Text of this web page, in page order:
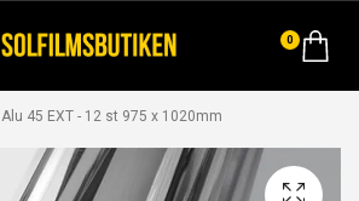
0
Alu 45 EXT - 12 st 975 x 1020mm